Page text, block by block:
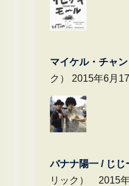
マイケル・チャ
ク） 2015年6月
バナナ陽一 / じじ
リック） 2015